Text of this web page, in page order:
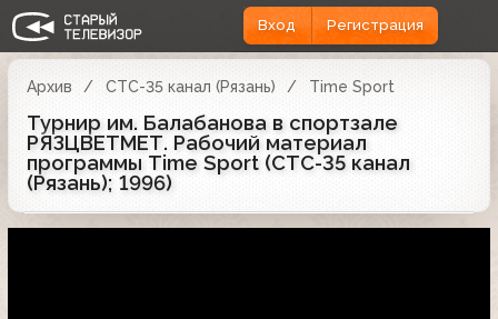
Вход Регистрация
Архив СТС-35 канал (Рязань) Time Sport
Турнир им. Балабанова в спортзале
РЯЗЦВЕТМЕТ. Рабочий материал
программы Time Sport (СТС-35 канал
(Рязань); 1996)